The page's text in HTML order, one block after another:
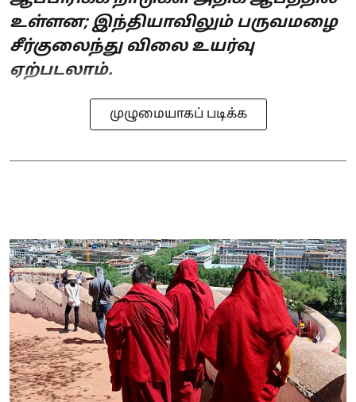
உள்ளன; இந்தியாவிலும் பருவமழை
சீர்குலைந்து விலை உயர்வு
ஏற்படலாம்.
முழுமையாகப் படிக்க